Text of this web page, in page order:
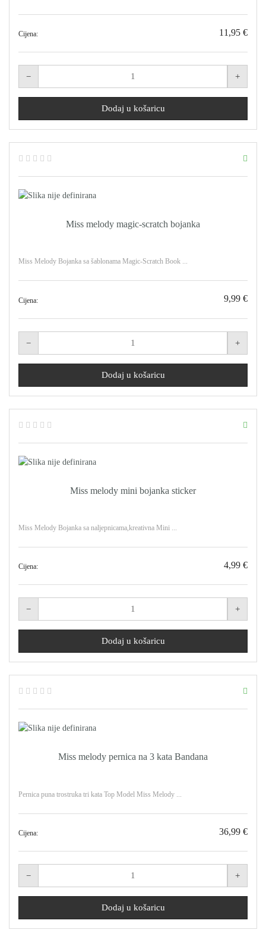
Cijena: 11,95 €
Miss melody magic-scratch bojanka
Miss Melody Bojanka sa šablonama Magic-Scratch Book ...
Cijena: 9,99 €
Miss melody mini bojanka sticker
Miss Melody Bojanka sa naljepnicama,kreativna Mini ...
Cijena: 4,99 €
Miss melody pernica na 3 kata Bandana
Pernica puna trostruka tri kata Top Model Miss Melody ...
Cijena: 36,99 €